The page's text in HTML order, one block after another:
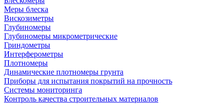
Меры блеска
Вискозиметры
Глубиномеры
Глубиномеры микрометрические
Гриндометры
Интерферометры
Плотномеры
Динамические плотномеры грунта
Приборы для испытания покрытий на прочность
Системы мониторинга
Контроль качества строительных материалов